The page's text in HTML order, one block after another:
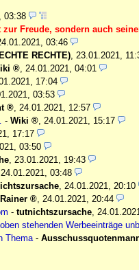
03:38
Freude, sondern auch
03:46
RECHTE), 23.01.2021,
, 24.01.2021, 04:01
17:04
03:53
, 24.01.2021, 12:57
- Wiki , 24.01.2021, 15:17
17:17
03:50
, 23.01.2021, 19:43
24.01.2021, 03:48
, 24.01.2021, 20:10
Rainer , 24.01.2021, 20:44
- tutnichtszursache,
stehenden Werbeeinträge
Thema-